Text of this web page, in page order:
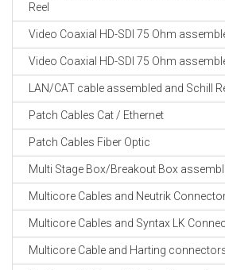
Reel
Video Coaxial HD-SDI 75 Ohm
Video Coaxial HD-SDI 75 Ohm
LAN/CAT cable assembled and Schill
Patch Cables Cat / Ethernet
Patch Cables Fiber Optic
Multi Stage Box/Breakout Box
Multicore Cables and Neutrik
Multicore Cables and Syntax LK
Multicore Cable and Harting